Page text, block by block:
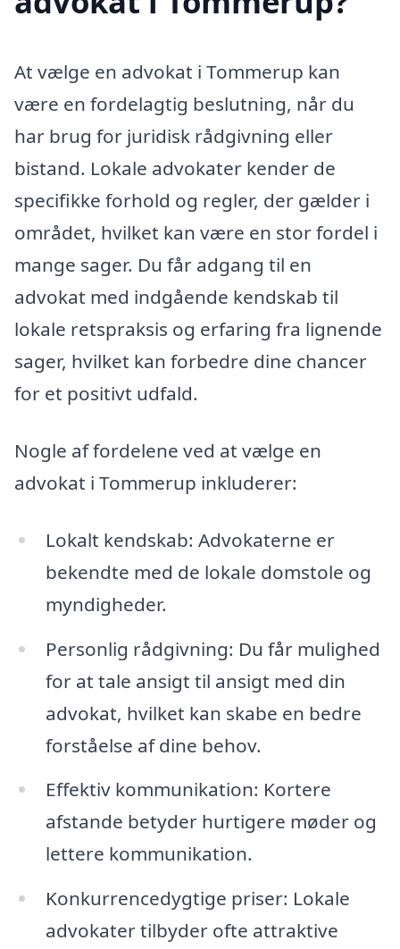
At vælge en advokat i Tommerup kan
være en fordelagtig beslutning, når du
har brug for juridisk rådgivning eller
bistand. Lokale advokater kender de
specifikke forhold og regler, der gælder i
området, hvilket kan være en stor fordel i
mange sager. Du får adgang til en
advokat med indgående kendskab til
lokale retspraksis og erfaring fra lignende
sager, hvilket kan forbedre dine chancer
for et positivt udfald.
Nogle af fordelene ved at vælge en
advokat i Tommerup inkluderer:
Lokalt kendskab: Advokaterne er
bekendte med de lokale domstole og
myndigheder.
Personlig rådgivning: Du får mulighed
for at tale ansigt til ansigt med din
advokat, hvilket kan skabe en bedre
forståelse af dine behov.
Effektiv kommunikation: Kortere
afstande betyder hurtigere møder og
lettere kommunikation.
Konkurrencedygtige priser: Lokale
advokater tilbyder ofte attraktive